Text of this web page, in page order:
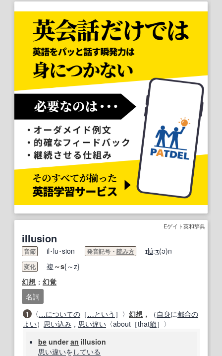
Eゲイト英和辞典
illusion
音節 il･lu･sion 発音記号・ 読み方 ɪlúːʒ(ə)n
変化 複 ～s{～z}
幻想 ； 幻覚
名詞
1
〈…についての ［…という ］〉 幻想 ， （ 自身に都合の
よい） 思い込み ， 思い違い 〈about［that節］〉
be underan illusion
思い違いを している